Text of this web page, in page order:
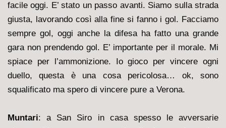
facile oggi. E’ stato un passo avanti. Siamo sulla strada
giusta, lavorando così alla fine si fanno i gol. Facciamo
sempre gol, oggi anche la difesa ha fatto una grande
gara non prendendo gol. E’ importante per il morale. Mi
spiace per l’ammonizione. Io gioco per vincere ogni
duello, questa è una cosa pericolosa… ok, sono
squalificato ma spero di vincere pure a Verona.
Muntari: aSan Siro in casa spesso le avversarie